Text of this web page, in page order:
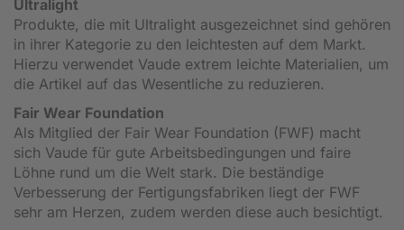
Ultralight
Produkte, die mit Ultralight ausgezeichnet sind gehören
in ihrer Kategorie zu den leichtesten auf dem Markt.
Hierzu verwendet Vaude extrem leichte Materialien, um
die Artikel auf das Wesentliche zu reduzieren.
Fair Wear Foundation
Als Mitglied der Fair Wear Foundation (FWF) macht
sich Vaude für gute Arbeitsbedingungen und faire
Löhne rund um die Welt stark. Die beständige
Verbesserung der Fertigungsfabriken liegt der FWF
sehr am Herzen, zudem werden diese auch besichtigt.